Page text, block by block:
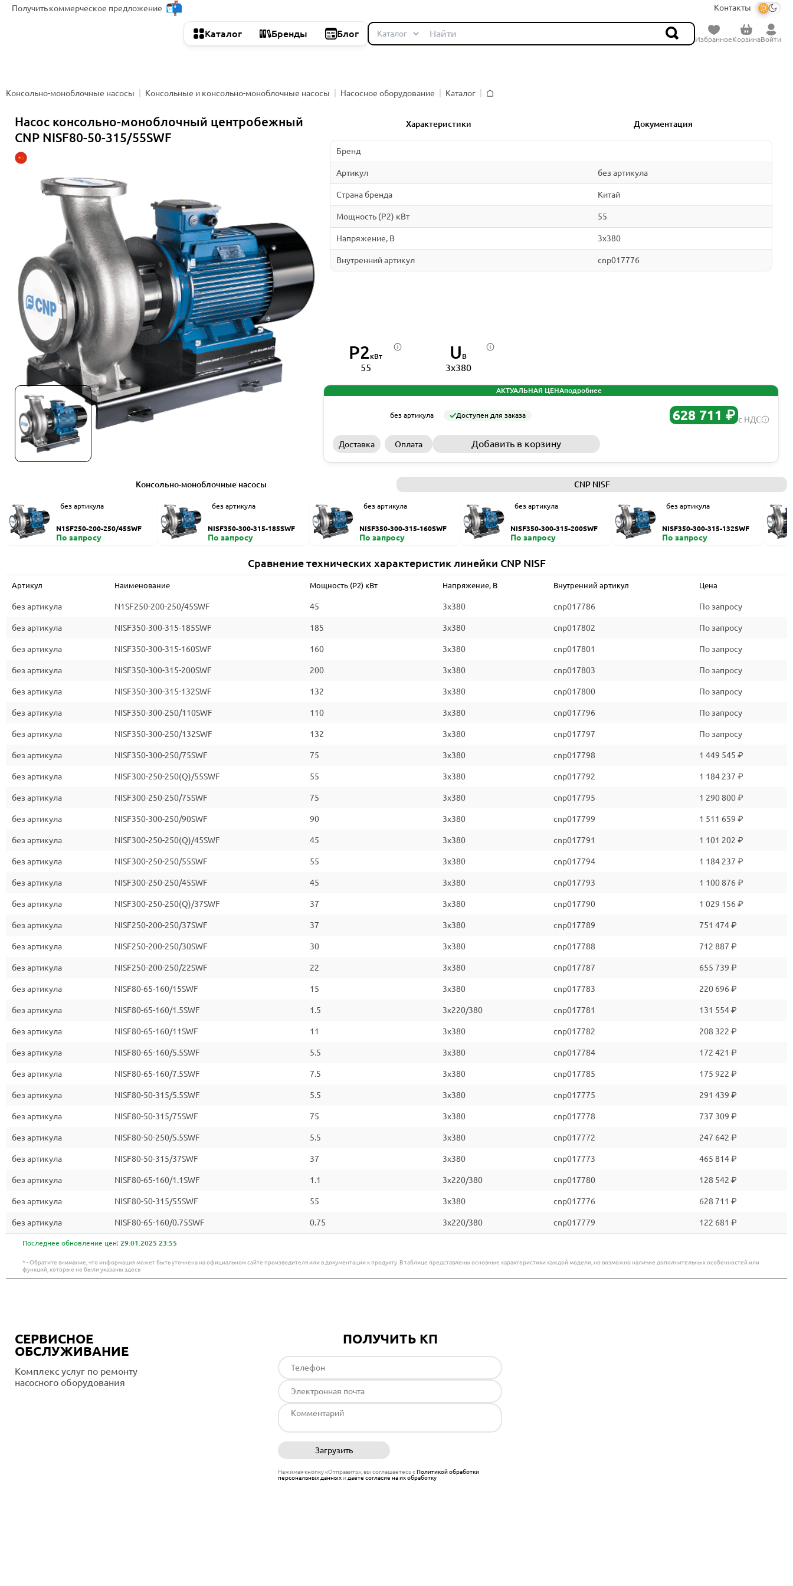
Получитькоммерческое предложение Контакты
Каталог Бренды Блог
ИзбранноеКорзинаВойти
Консольно-моноблочные насосы Консольные и консольно-моноблочные насосы Насосное оборудование
Каталог
Насос консольно-моноблочный центробежный
CNP NISF80-50-315/55SWF
Характеристики Документация
Бренд
Артикул без артикула
Страна бренда Китай
Мощность (P2) кВт 55
Напряжение, В 3x380
Внутренний артикул cnp017776
P2кВт
55
U В
3x380
АКТУАЛЬНАЯ ЦЕНАподробнее
без артикула Доступен для заказа 628 711 ₽ с НДС
Доставка Оплата Добавить в корзину
Консольно-моноблочные насосы CNP NISF
без артикула
N1SF250-200-250/45SWF
По запросу
без артикула
NISF350-300-315-185SWF
По запросу
без артикула
NISF350-300-315-160SWF
По запросу
без артикула
NISF350-300-315-200SWF
По запросу
без артикула
NISF350-300-315-132SWF
По запросу
Сравнение технических характеристик линейки CNP NISF
Артикул Наименование Мощность (P2) кВт Напряжение, В Внутренний артикул Цена
без артикула N1SF250-200-250/45SWF 45 3x380 cnp017786 По запросу
без артикула NISF350-300-315-185SWF 185 3x380 cnp017802 По запросу
без артикула NISF350-300-315-160SWF 160 3x380 cnp017801 По запросу
без артикула NISF350-300-315-200SWF 200 3x380 cnp017803 По запросу
без артикула NISF350-300-315-132SWF 132 3x380 cnp017800 По запросу
без артикула NISF350-300-250/110SWF 110 3x380 cnp017796 По запросу
без артикула NISF350-300-250/132SWF 132 3x380 cnp017797 По запросу
без артикула NISF350-300-250/75SWF 75 3x380 cnp017798 1 449 545 ₽
без артикула NISF300-250-250(Q)/55SWF 55 3x380 cnp017792 1 184 237 ₽
без артикула NISF300-250-250/75SWF 75 3x380 cnp017795 1 290 800 ₽
без артикула NISF350-300-250/90SWF 90 3x380 cnp017799 1 511 659 ₽
без артикула NISF300-250-250(Q)/45SWF 45 3x380 cnp017791 1 101 202 ₽
без артикула NISF300-250-250/55SWF 55 3x380 cnp017794 1 184 237 ₽
без артикула NISF300-250-250/45SWF 45 3x380 cnp017793 1 100 876 ₽
без артикула NISF300-250-250(Q)/37SWF 37 3x380 cnp017790 1 029 156 ₽
без артикула NISF250-200-250/37SWF 37 3x380 cnp017789 751 474 ₽
без артикула NISF250-200-250/30SWF 30 3x380 cnp017788 712 887 ₽
без артикула NISF250-200-250/22SWF 22 3x380 cnp017787 655 739 ₽
без артикула NISF80-65-160/15SWF 15 3x380 cnp017783 220 696 ₽
без артикула NISF80-65-160/1.5SWF 1.5 3x220/380 cnp017781 131 554 ₽
без артикула NISF80-65-160/11SWF 11 3x380 cnp017782 208 322 ₽
без артикула NISF80-65-160/5.5SWF 5.5 3x380 cnp017784 172 421 ₽
без артикула NISF80-65-160/7.5SWF 7.5 3x380 cnp017785 175 922 ₽
без артикула NISF80-50-315/5.5SWF 5.5 3x380 cnp017775 291 439 ₽
без артикула NISF80-50-315/75SWF 75 3x380 cnp017778 737 309 ₽
без артикула NISF80-50-250/5.5SWF 5.5 3x380 cnp017772 247 642 ₽
без артикула NISF80-50-315/37SWF 37 3x380 cnp017773 465 814 ₽
без артикула NISF80-65-160/1.1SWF 1.1 3x220/380 cnp017780 128 542 ₽
без артикула NISF80-50-315/55SWF 55 3x380 cnp017776 628 711 ₽
без артикула NISF80-65-160/0.75SWF 0.75 3x220/380 cnp017779 122 681 ₽
Последнее обновление цен: 29.01.2025 23:55
* - Обратите внимание, что информация может быть уточнена на официальном сайте производителя или в документации к продукту. В таблице представлены основные характеристики каждой модели, но возможно наличие дополнительных особенностей или
функций, которые не были указаны здесь
СЕРВИСНОЕ
ОБСЛУЖИВАНИЕ
Комплекс услуг по ремонту
насосного оборудования
ПОЛУЧИТЬ КП
Загрузить
Нажимая кнопку «Отправить», вы соглашаетесь сПолитикой обработки
персональных данныхи даёте согласие на их обработку